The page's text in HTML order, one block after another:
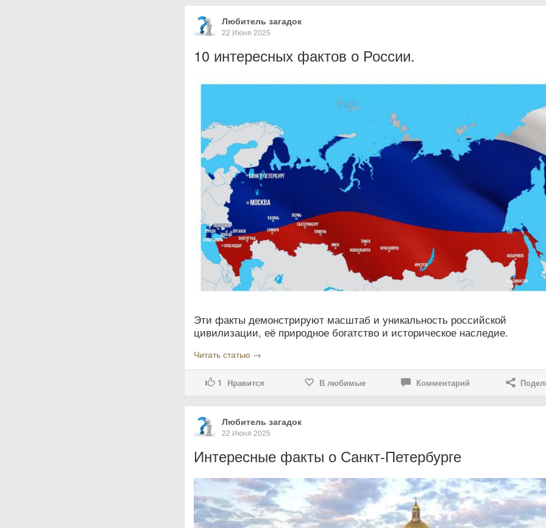
Любитель загадок
22 Июня 2025
10 интересных фактов о России.
Эти факты демонстрируют масштаб и уникальность российской
цивилизации, её природное богатство и историческое наследие.
Читать статью →
1 Нравится В любимые Комментарий
Любитель загадок
22 Июня 2025
Интересные факты о Санкт-Петербурге